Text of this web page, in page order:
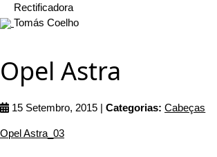
Rectificadora
Tomás Coelho
Opel Astra
15 Setembro, 2015 |Categorias:Cabeças
Opel Astra_03